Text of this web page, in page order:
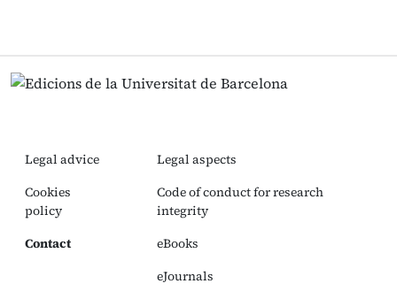
Legal advice
Cookies
policy
Contact
Legal aspects
Code of conduct for research
integrity
eBooks
eJournals